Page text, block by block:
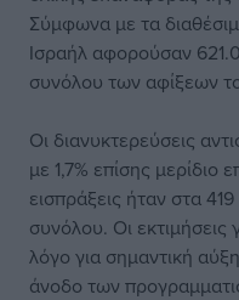
Σύμφωνα με τα
Ισραήλ αφορούσαν
συνόλου των αφίξεων
Οι διανυκτερεύσεις
με 1,7% επίσης μερίδιο
εισπράξεις ήταν στα
συνόλου. Οι εκτιμήσεις
λόγο για σημαντική
άνοδο των